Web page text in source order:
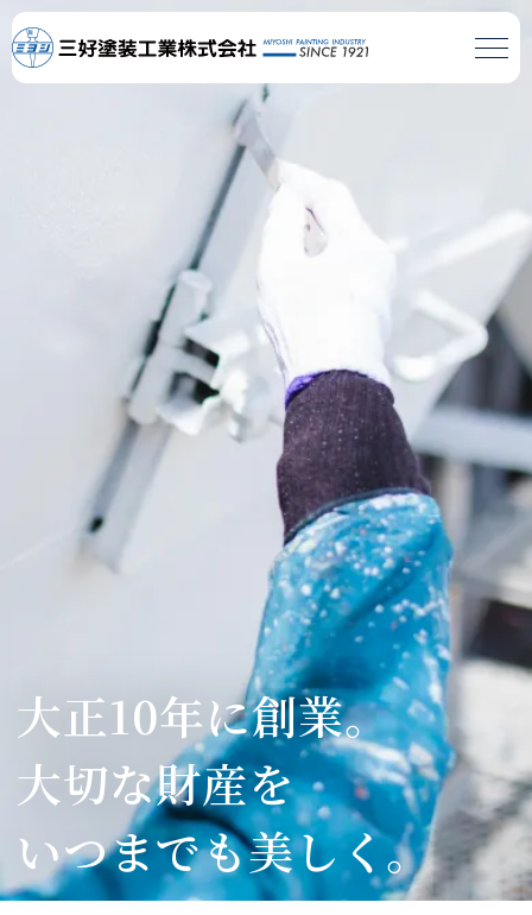
大正10年に創業。
大切な財産を
いつまでも美しく。